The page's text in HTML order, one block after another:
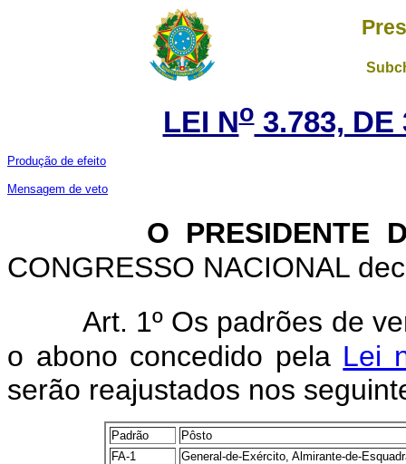
LEI No3.783, DE
Produção de efeito
Mensagem de veto
O PRESIDENTE
CONGRESSO NACIONAL
Art. 1º Os padrões de
o abono concedido pela Lei
serão reajustados nos
Padrão
Pôsto
FA-1
General-de-Exército, Almirante-de-